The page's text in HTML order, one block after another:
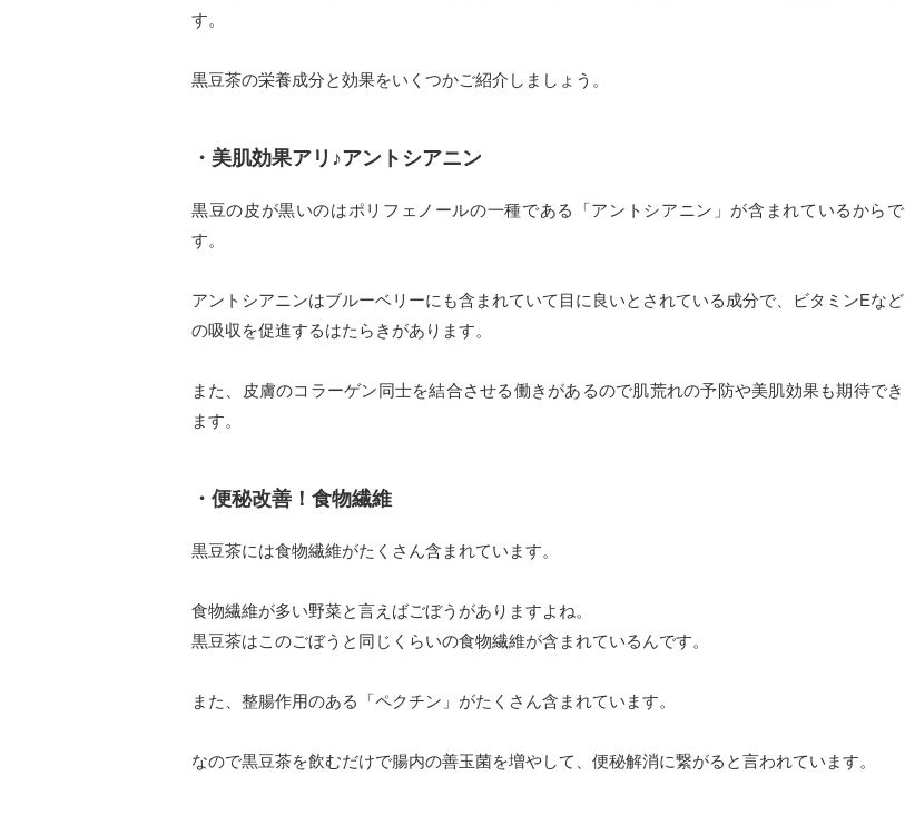
す。
黒豆茶の栄養成分と効果をいくつかご紹介しましょう。
・美肌効果アリ♪アントシアニン
黒豆の皮が黒いのはポリフェノールの一種である「アントシアニン」が含まれているからで
す。
アントシアニンはブルーベリーにも含まれていて目に良いとされている成分で、ビタミンEなど
の吸収を促進するはたらきがあります。
また、皮膚のコラーゲン同士を結合させる働きがあるので肌荒れの予防や美肌効果も期待でき
ます。
・便秘改善！食物繊維
黒豆茶には食物繊維がたくさん含まれています。
食物繊維が多い野菜と言えばごぼうがありますよね。
黒豆茶はこのごぼうと同じくらいの食物繊維が含まれているんです。
また、整腸作用のある「ペクチン」がたくさん含まれています。
なので黒豆茶を飲むだけで腸内の善玉菌を増やして、便秘解消に繋がると言われています。